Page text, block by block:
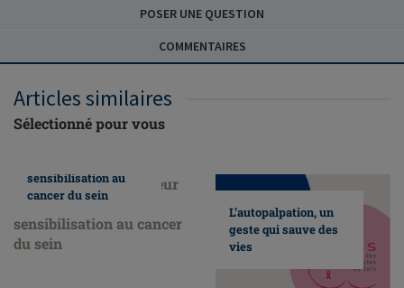
POSER UNE QUESTION
COMMENTAIRES
Articles similaires
Sélectionné pour vous
sensibilisation au
cancer du sein
L’autopalpation, un
geste qui sauve des
vies